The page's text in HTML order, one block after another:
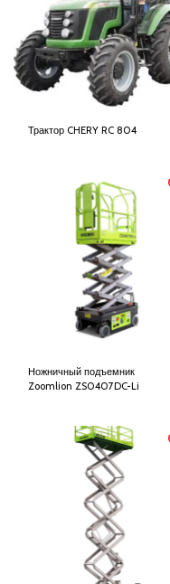
Трактор CHERY RC 804
Ножничный подъемник
Zoomlion ZS0407DC-Li